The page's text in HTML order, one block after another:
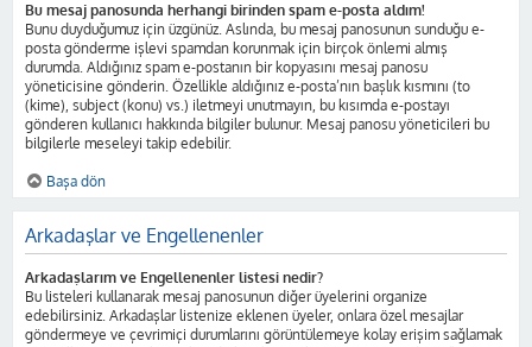
Bu mesaj panosunda herhangi birinden spam e-posta aldım!
Bunu duyduğumuz için üzgünüz. Aslında, bu mesaj panosunun sunduğu e-
posta gönderme işlevi spamdan korunmak için birçok önlemi almış
durumda. Aldığınız spam e-postanın bir kopyasını mesaj panosu
yöneticisine gönderin. Özellikle aldığınız e-posta’nın başlık kısmını (to
(kime), subject (konu) vs.) iletmeyi unutmayın, bu kısımda e-postayı
gönderen kullanıcı hakkında bilgiler bulunur. Mesaj panosu yöneticileri bu
bilgilerle meseleyi takip edebilir.
Başa dön
Arkadaşlar ve Engellenenler
Arkadaşlarım ve Engellenenler listesi nedir?
Bu listeleri kullanarak mesaj panosunun diğer üyelerini organize
edebilirsiniz. Arkadaşlar listenize eklenen üyeler, onlara özel mesajlar
göndermeye ve çevrimiçi durumlarını görüntülemeye kolay erişim sağlamak